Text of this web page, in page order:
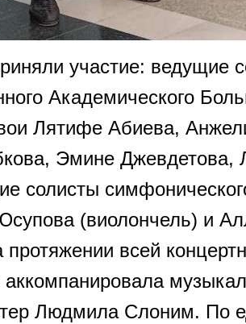
участие: ведущие
Академического
Лятифе Абиева,
Эмине Джевдетова,
солисты
(виолончель) и
протяжении всей
аккомпанировала
Людмила Слоним. По